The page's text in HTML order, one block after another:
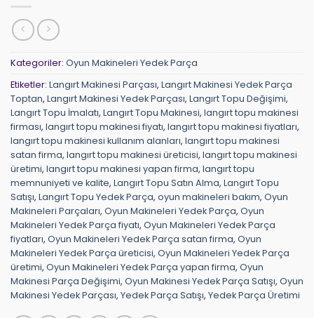
Kategoriler: Oyun Makineleri Yedek Parça
Etiketler: Langırt Makinesi Parçası, Langırt Makinesi Yedek Parça
Toptan, Langırt Makinesi Yedek Parçası, Langırt Topu Değişimi,
Langırt Topu İmalatı, Langırt Topu Makinesi, langırt topu makinesi
firması, langırt topu makinesi fiyatı, langırt topu makinesi fiyatları,
langırt topu makinesi kullanım alanları, langırt topu makinesi
satan firma, langırt topu makinesi üreticisi, langırt topu makinesi
üretimi, langırt topu makinesi yapan firma, langırt topu
memnuniyeti ve kalite, Langırt Topu Satın Alma, Langırt Topu
Satışı, Langırt Topu Yedek Parça, oyun makineleri bakım, Oyun
Makineleri Parçaları, Oyun Makineleri Yedek Parça, Oyun
Makineleri Yedek Parça fiyatı, Oyun Makineleri Yedek Parça
fiyatları, Oyun Makineleri Yedek Parça satan firma, Oyun
Makineleri Yedek Parça üreticisi, Oyun Makineleri Yedek Parça
üretimi, Oyun Makineleri Yedek Parça yapan firma, Oyun
Makinesi Parça Değişimi, Oyun Makinesi Yedek Parça Satışı, Oyun
Makinesi Yedek Parçası, Yedek Parça Satışı, Yedek Parça Üretimi